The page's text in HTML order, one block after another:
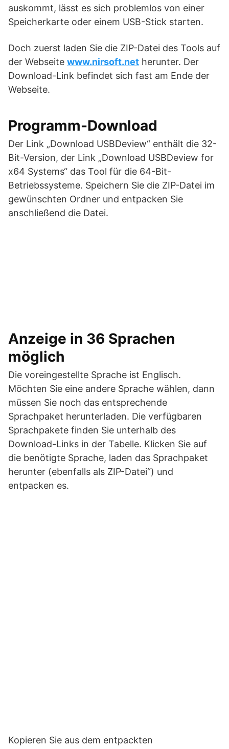
auskommt, lässt es sich problemlos von einer
Speicherkarte oder einem USB-Stick starten.
Doch zuerst laden Sie die ZIP-Datei des Tools auf
der Webseite www.nirsoft.net herunter. Der
Download-Link befindet sich fast am Ende der
Webseite.
Programm-Download
Der Link „Download USBDeview“ enthält die 32-
Bit-Version, der Link „Download USBDeview for
x64 Systems“ das Tool für die 64-Bit-
Betriebssysteme. Speichern Sie die ZIP-Datei im
gewünschten Ordner und entpacken Sie
anschließend die Datei.
Anzeige in 36 Sprachen
möglich
Die voreingestellte Sprache ist Englisch.
Möchten Sie eine andere Sprache wählen, dann
müssen Sie noch das entsprechende
Sprachpaket herunterladen. Die verfügbaren
Sprachpakete finden Sie unterhalb des
Download-Links in der Tabelle. Klicken Sie auf
die benötigte Sprache, laden das Sprachpaket
herunter (ebenfalls als ZIP-Datei“) und
entpacken es.
Kopieren Sie aus dem entpackten